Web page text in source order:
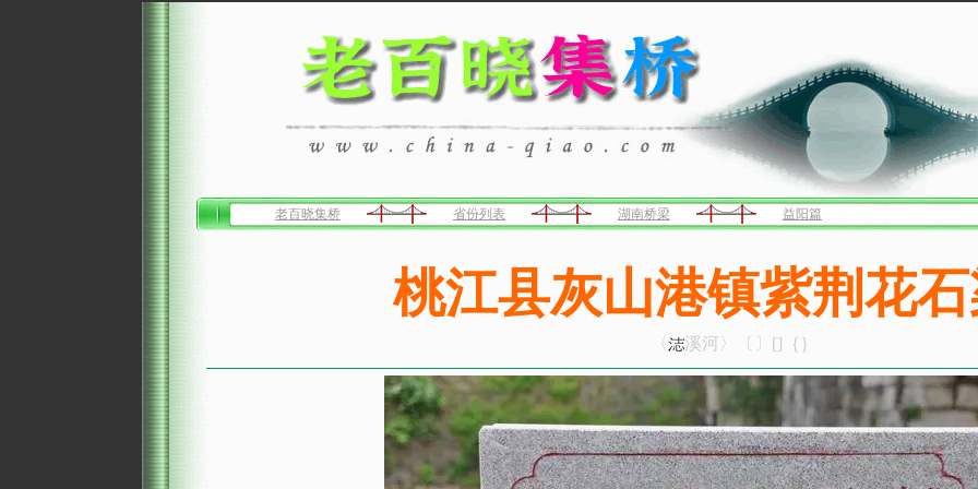
老百晓集桥 省份列表 湖南桥梁 益阳篇
桃江县灰山港镇紫荆花
〈 溪河〉〔〕[]｛｝